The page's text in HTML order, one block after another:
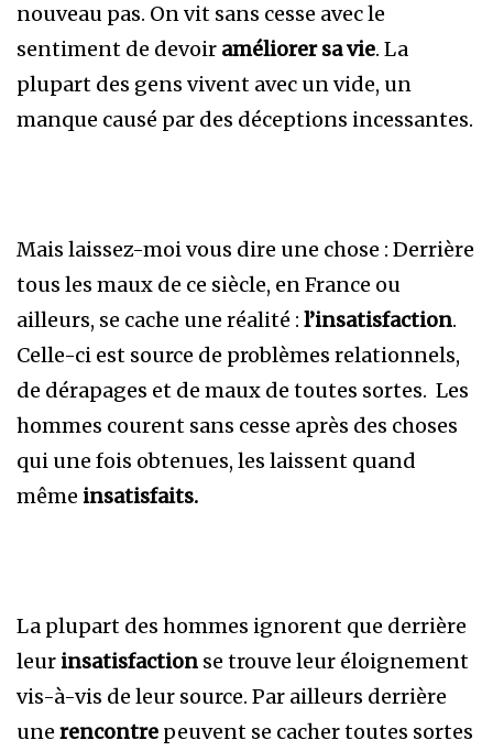
nouveau pas. On vit sans cesse avec le
sentiment de devoir améliorer sa vie. La
plupart des gens vivent avec un vide, un
manque causé par des déceptions incessantes.
Mais laissez-moi vous dire une chose : Derrière
tous les maux de ce siècle, en France ou
ailleurs, se cache une réalité : l’insatisfaction.
Celle-ci est source de problèmes relationnels,
de dérapages et de maux de toutes sortes. Les
hommes courent sans cesse après des choses
qui une fois obtenues, les laissent quand
même insatisfaits.
La plupart des hommes ignorent que derrière
leurinsatisfaction se trouve leur éloignement
vis-à-vis de leur source. Par ailleurs derrière
une rencontre peuvent se cacher toutes sortes